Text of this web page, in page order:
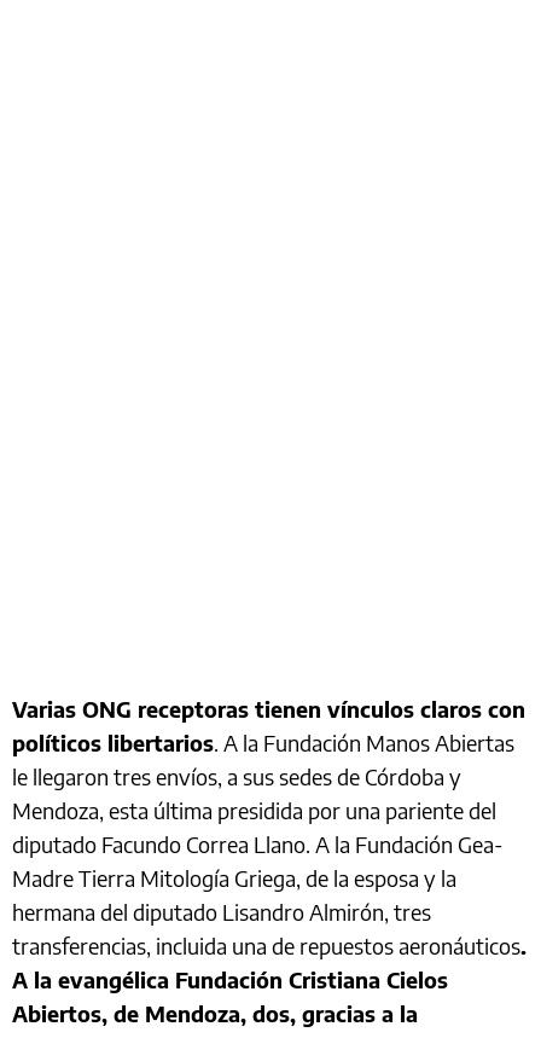
Varias ONG receptoras tienen vínculos claros con
políticos libertarios. A la Fundación Manos Abiertas
le llegaron tres envíos, a sus sedes de Córdoba y
Mendoza, esta última presidida por una pariente del
diputado Facundo Correa Llano. A la Fundación Gea-
Madre Tierra Mitología Griega, de la esposa y la
hermana del diputado Lisandro Almirón, tres
transferencias, incluida una de repuestos aeronáuticos.
A la evangélica Fundación Cristiana Cielos
Abiertos, de Mendoza, dos, gracias a la